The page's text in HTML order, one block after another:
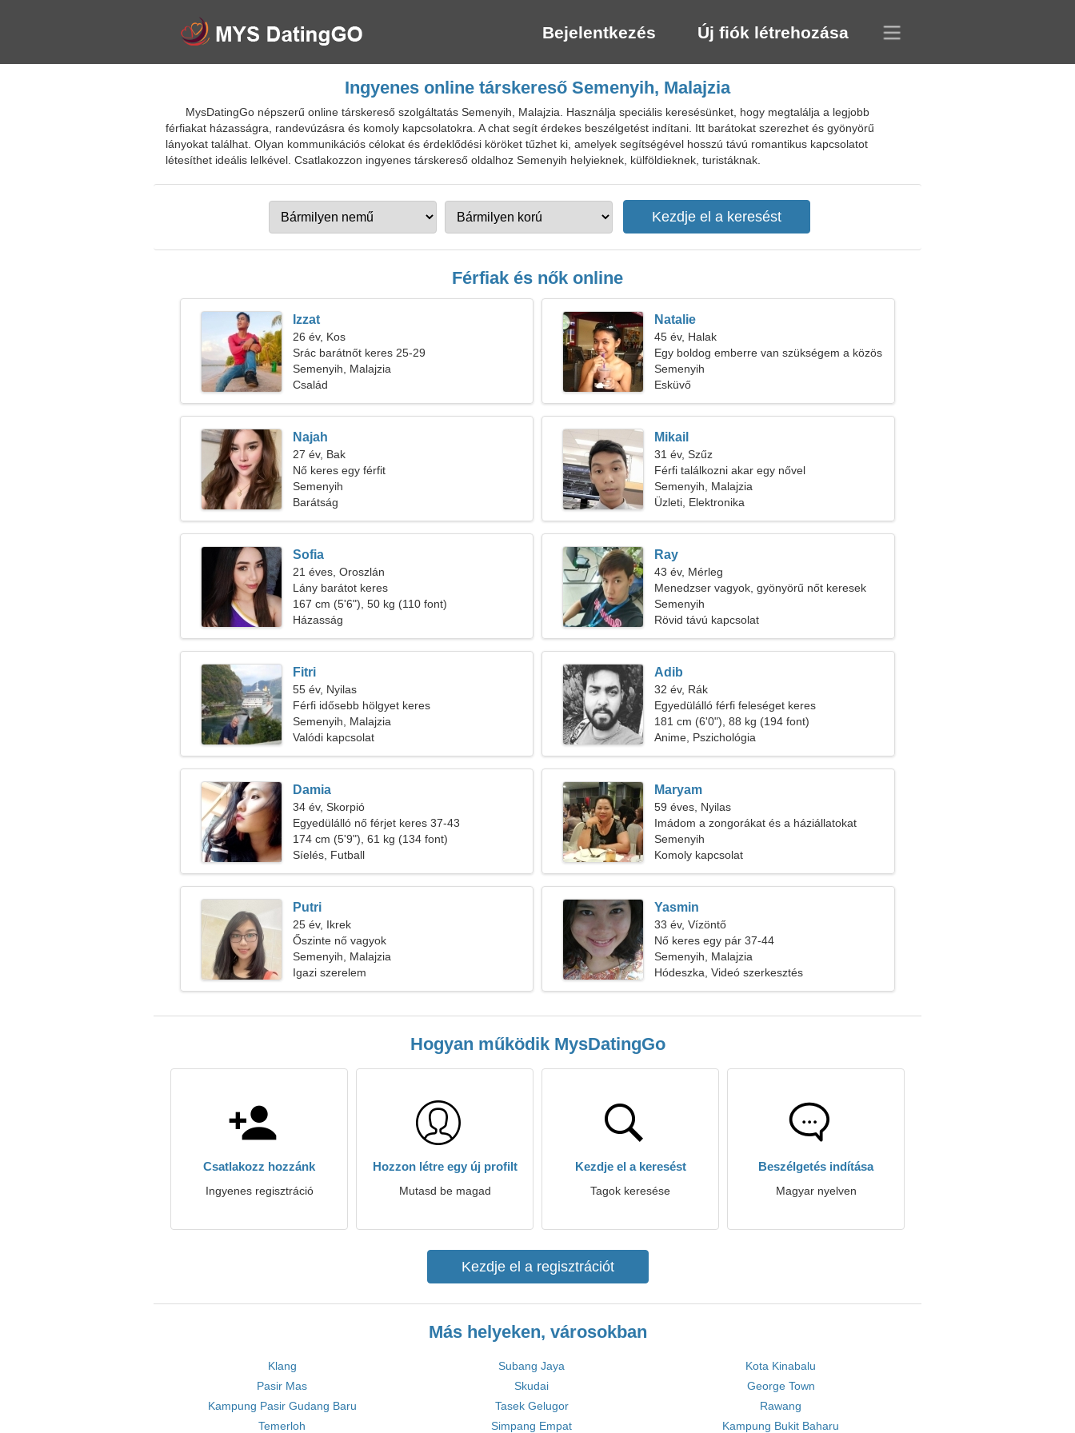
Bejelentkezés Új fiók létrehozása
Ingyenes online társkereső Semenyih, Malajzia
MysDatingGo népszerű online társkereső szolgáltatás Semenyih, Malajzia. Használja speciális keresésünket, hogy megtalálja a legjobb
férfiakat házasságra, randevúzásra és komoly kapcsolatokra. A chat segít érdekes beszélgetést indítani. Itt barátokat szerezhet és gyönyörű
lányokat találhat. Olyan kommunikációs célokat és érdeklődési köröket tűzhet ki, amelyek segítségével hosszú távú romantikus kapcsolatot
létesíthet ideális lelkével. Csatlakozzon ingyenes társkereső oldalhoz Semenyih helyieknek, külföldieknek, turistáknak.
Férfiak és nők online
Izzat
26 év, Kos
Srác barátnőt keres 25-29
Semenyih, Malajzia
Család
Natalie
45 év, Halak
Egy boldog emberre van szükségem a közös
síeléshez
Semenyih
Esküvő
Najah
27 év, Bak
Nő keres egy férfit
Semenyih
Barátság
Mikail
31 év, Szűz
Férfi találkozni akar egy nővel
Semenyih, Malajzia
Üzleti, Elektronika
Sofia
21 éves, Oroszlán
Lány barátot keres
167 cm (5'6"), 50 kg (110 font)
Házasság
Ray
43 év, Mérleg
Menedzser vagyok, gyönyörű nőt keresek
Semenyih
Rövid távú kapcsolat
Fitri
55 év, Nyilas
Férfi idősebb hölgyet keres
Semenyih, Malajzia
Valódi kapcsolat
Adib
32 év, Rák
Egyedülálló férfi feleséget keres
181 cm (6'0"), 88 kg (194 font)
Anime, Pszichológia
Damia
34 év, Skorpió
Egyedülálló nő férjet keres 37-43
174 cm (5'9"), 61 kg (134 font)
Síelés, Futball
Maryam
59 éves, Nyilas
Imádom a zongorákat és a háziállatokat
Semenyih
Komoly kapcsolat
Putri
25 év, Ikrek
Őszinte nő vagyok
Semenyih, Malajzia
Igazi szerelem
Yasmin
33 év, Vízöntő
Nő keres egy pár 37-44
Semenyih, Malajzia
Hódeszka, Videó szerkesztés
Hogyan működik MysDatingGo
Csatlakozz hozzánk
Ingyenes regisztráció
Hozzon létre egy új profilt
Mutasd be magad
Kezdje el a keresést
Tagok keresése
Beszélgetés indítása
Magyar nyelven
Kezdje el a regisztrációt
Más helyeken, városokban
Klang Subang Jaya
Kota Kinabalu
Pasir Mas
Skudai
George Town
Kampung Pasir Gudang Baru
Tasek Gelugor
Rawang
Temerloh
Simpang Empat Kampung Bukit Baharu